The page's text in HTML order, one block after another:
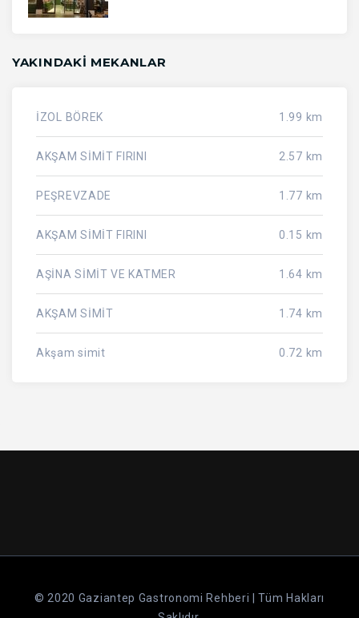
YAKINDAKI MEKANLAR
İZOL BÖREK 1.99 km
AKŞAM SİMİT FIRINI 2.57 km
PEŞREVZADE 1.77 km
AKŞAM SİMİT FIRINI 0.15 km
AŞİNA SİMİT VE KATMER 1.64 km
AKŞAM SİMİT 1.74 km
Akşam simit 0.72 km
© 2020 Gaziantep Gastronomi Rehberi | Tüm Hakları